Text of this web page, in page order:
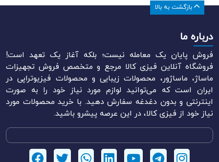
درباره ما
فروش پایان یک معامله نیست؛ بلکه آغاز یک تعهد است!
فروشگاه آنلاین فیزی کالا مرجع و متخصص فروش تجهیزات
ماساژ، ماساژور، محصولات زیبایی و محصولات فیزیوتراپی در
ایران است که می‌توانید لوازم مورد نیاز خود را به صورت
اینترنتی و بدون دغدغه سفارش دهید. با خرید محصولات مورد
نیاز خود از فیزی کالا، در این عرصه پیشرو باشید.
بازگشت به بالا